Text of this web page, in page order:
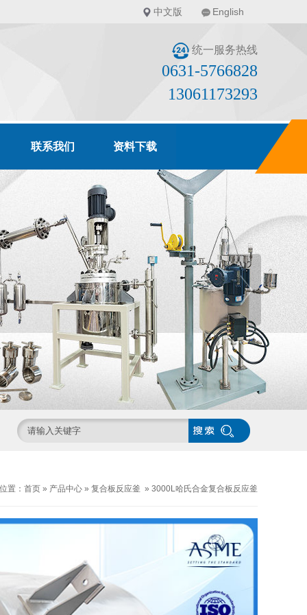
中文版 English
统一服务热线
0631-5766828
13061173293
联系我们 资料下载
置： 首页 » 产品中心 » 复合板反应釜 » 3000L哈氏合金复合板反应釜